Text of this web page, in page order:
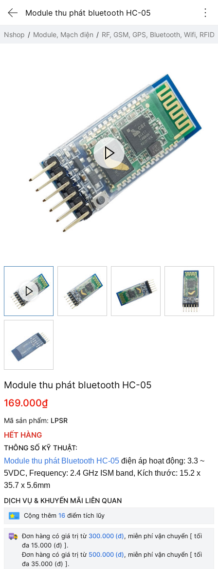
Module thu phát bluetooth HC-05
Nshop Module, Mạch điện RF, GSM, GPS, Bluetooth, Wifi, RFID
Module thu phát bluetooth HC-05
169.000₫
Mã sản phẩm: LPSR
HẾT HÀNG
THÔNG SỐ KỸ THUẬT:
Module thu phát Bluetooth HC-05 điện áp hoạt động: 3.3 ~
5VDC, Frequency: 2.4 GHz ISM band, Kích thước: 15.2 x
35.7 x 5.6mm
DỊCH VỤ & KHUYẾN MÃI LIÊN QUAN
Cộng thêm 16 điểm tích lũy
Đơn hàng có giá trị từ 300.000 (đ), miễn phí vận chuyển [ tối
đa 15.000 (đ) ].
Đơn hàng có giá trị từ 500.000 (đ), miễn phí vận chuyển [ tối
đa 35.000 (đ) ].